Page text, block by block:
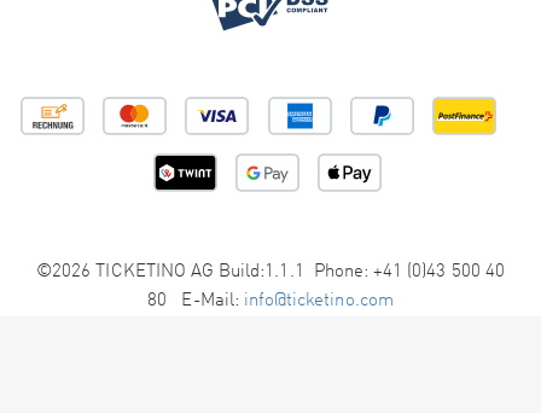
©2026 TICKETINO AG Build:1.1.1 Phone: +41 (0)43 500 40
80 E-Mail: info@ticketino.com